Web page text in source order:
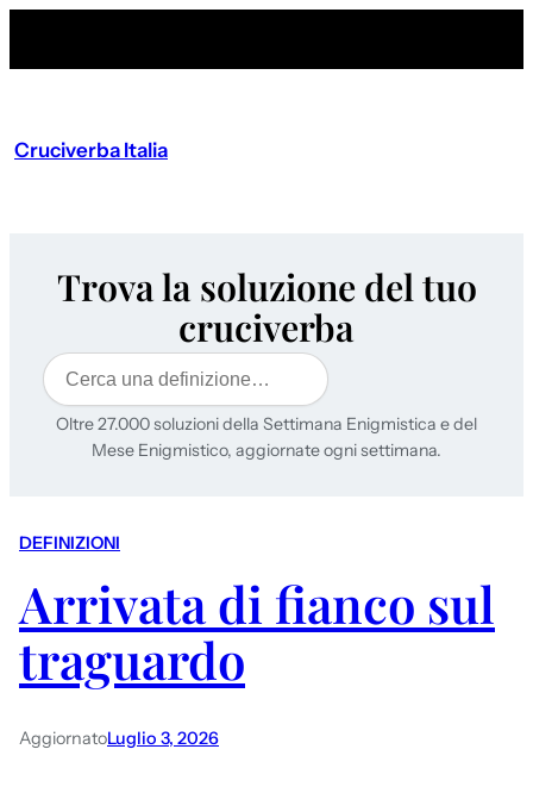
Cruciverba Italia
Trova la soluzione del tuo
cruciverba
Cerca
Oltre 27.000 soluzioni della Settimana Enigmistica e del
Mese Enigmistico, aggiornate ogni settimana.
DEFINIZIONI
Arrivata di fianco sul
traguardo
AggiornatoLuglio 3, 2026